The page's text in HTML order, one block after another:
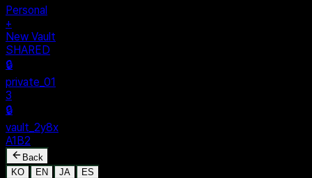
Personal
+
New Vault
SHARED
🔒
private_01
3
🔒
vault_2y8x
A1B2
Back
KO
EN JA ES